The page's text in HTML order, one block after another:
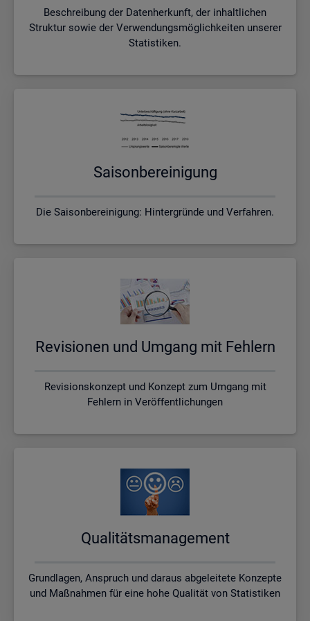
Beschreibung der Datenherkunft, der inhaltlichen
Struktur sowie der Verwendungsmöglichkeiten unserer
Statistiken.
Sai­son­be­rei­ni­gung
Die Saisonbereinigung: Hintergründe und Verfahren.
Re­vi­sio­nen und Um­gang mit Feh­lern
Revisionskonzept und Konzept zum Umgang mit
Fehlern in Veröffentlichungen
Qua­li­täts­ma­nage­ment
Grundlagen, Anspruch und daraus abgeleitete Konzepte
und Maßnahmen für eine hohe Qualität von Statistiken